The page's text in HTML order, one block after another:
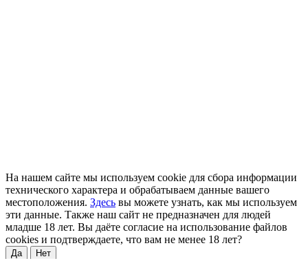
На нашем сайте мы используем cookie для сбора информации
технического характера и обрабатываем данные вашего
местоположения. Здесь вы можете узнать, как мы используем
эти данные. Также наш сайт не предназначен для людей
младше 18 лет. Вы даёте согласие на использование файлов
cookies и подтверждаете, что вам не менее 18 лет?
Да Нет